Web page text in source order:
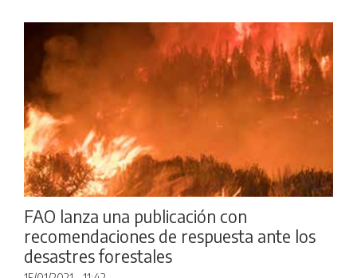
FAO lanza una publicación con
recomendaciones de respuesta ante los
desastres forestales